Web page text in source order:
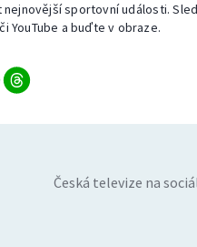
sportovní události.
YouTube a buďte v obraze.
Česká televize na